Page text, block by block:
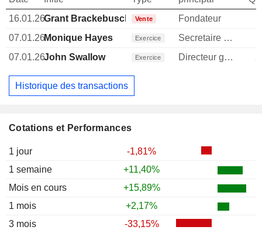
Cotations et Performances
1 jour
-1,81%
1 semaine
+11,40%
Mois en cours
+15,89%
1 mois
+2,17%
3 mois
-33,15%
16.01.26Grant Brackebusch Vente Fondateur
07.01.26Monique Hayes Exercice Secretaire general
07.01.26John Swallow Exercice Directeur general
Historique des transactions